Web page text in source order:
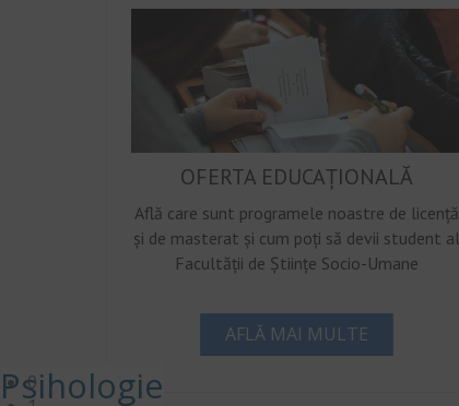
Psihologie
0
OFERTA EDUCAȚIONALĂ
Află care sunt programele noastre de licență
și de masterat și cum poți să devii student al
Facultății de Științe Socio-Umane
AFLĂ MAI MULTE